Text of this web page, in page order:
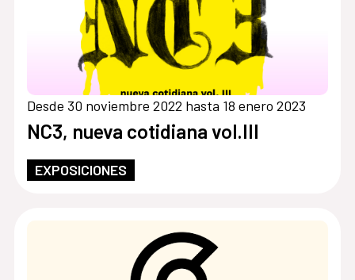
Desde 30 noviembre 2022 hasta 18 enero 2023
NC3, nueva cotidiana vol.III
EXPOSICIONES